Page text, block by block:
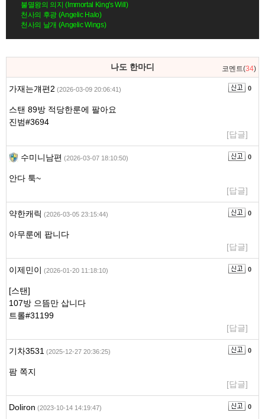
불멸왕의 의지 (Immortal King's Will)
천사의 후광 (Angelic Halo)
천사의 날개 (Angelic Wings)
댓
영
나도 한마디 코멘트(34)
가재는걔편2 (2026-03-09 20:06:41) 0
스탠 89방 적당한룬에 팔아요
진범#3694
[답글]
수미니남편 (2026-03-07 18:10:50) 0
안다 툭~
[답글]
약한캐릭 (2026-03-05 23:15:44) 0
아무룬에 팝니다
[답글]
이제민이 (2026-01-20 11:18:10) 0
[스탠]
107방 으뜸만 삽니다
트롤#31199
[답글]
기차3531 (2025-12-27 20:36:25) 0
팜 쪽지
[답글]
Doliron (2023-10-14 14:19:47) 0